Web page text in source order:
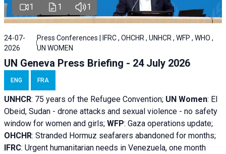
1 1 1
24-07-
2026
Press Conferences | IFRC , OHCHR , UNHCR , WFP , WHO ,
UN WOMEN
UN Geneva Press Briefing - 24 July 2026
ENG FRA
UNHCR: 75 years of the Refugee Convention; UN Women: El
Obeid, Sudan - drone attacks and sexual violence - no safety
window for women and girls; WFP: Gaza operations update;
OHCHR: Stranded Hormuz seafarers abandoned for months;
IFRC: Urgent humanitarian needs in Venezuela, one month